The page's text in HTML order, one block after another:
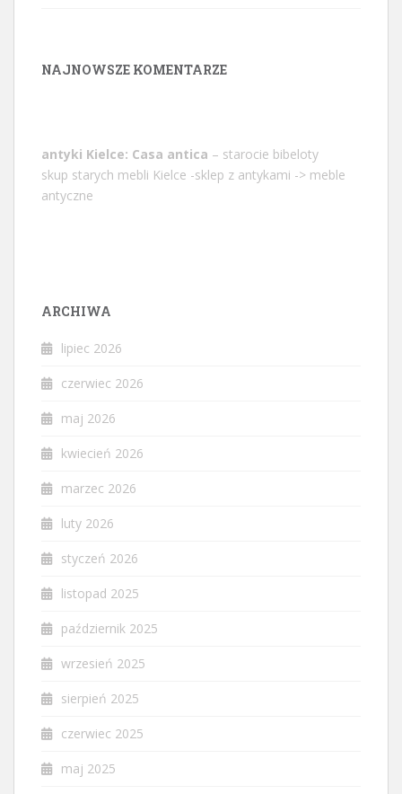
NAJNOWSZE KOMENTARZE
antyki Kielce: Casa antica – starocie bibeloty
skup starych mebli Kielce -sklep z antykami -> meble
antyczne
ARCHIWA
lipiec 2026
czerwiec 2026
maj 2026
kwiecień 2026
marzec 2026
luty 2026
styczeń 2026
listopad 2025
październik 2025
wrzesień 2025
sierpień 2025
czerwiec 2025
maj 2025